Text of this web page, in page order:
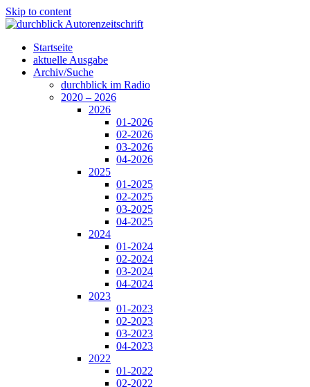
Skip to content
Startseite
aktuelle Ausgabe
Archiv/Suche
durchblick im Radio
2020 – 2026
2026
01-2026
02-2026
03-2026
04-2026
2025
01-2025
02-2025
03-2025
04-2025
2024
01-2024
02-2024
03-2024
04-2024
2023
01-2023
02-2023
03-2023
04-2023
2022
01-2022
02-2022